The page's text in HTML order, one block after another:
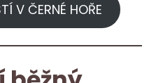
V ČERNÉ HOŘE